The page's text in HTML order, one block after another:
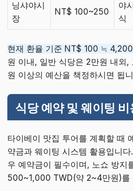
닝샤야시
장
NT$ 100~250
야
식
현재 환율 기준 NT$ 100 ≒
원 이내, 일반 식당은 2만원 내외,
원 이상의 예산을 책정하시면 됩
식당 예약 및 웨이팅 비
타이베이 맛집 투어를 계획할 때
약금과 웨이팅 시스템 활용입니
우 예약금이 필수이며, 노쇼 방지
500~1,000 TWD(약 2~4만원)를